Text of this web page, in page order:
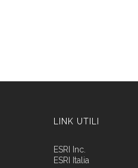
LINK UTILI
ESRI Inc.
ESRI Italia